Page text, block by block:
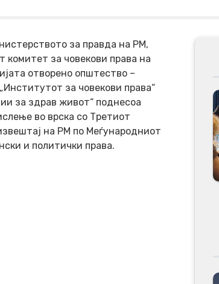
за правда на РМ,
комитет за човекови права на
отворено општество –
за човекови права“
за здрав живот“ поднесоа
во врска со Третиот
на РМ по Меѓународниот
и политички права.